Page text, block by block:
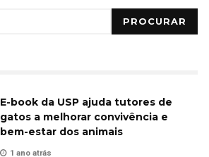
PROCURAR
E-book da USP ajuda tutores de
gatos a melhorar convivência e
bem-estar dos animais
1 ano atrás